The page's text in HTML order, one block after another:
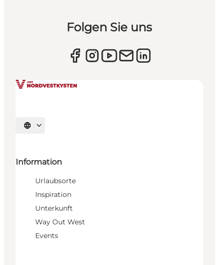
Folgen Sie uns
Sprache auswählen
Information
Urlaubsorte
Inspiration
Unterkunft
Way Out West
Events